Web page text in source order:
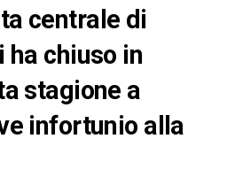
centrale di
ha chiuso in
stagione a
infortunio alla